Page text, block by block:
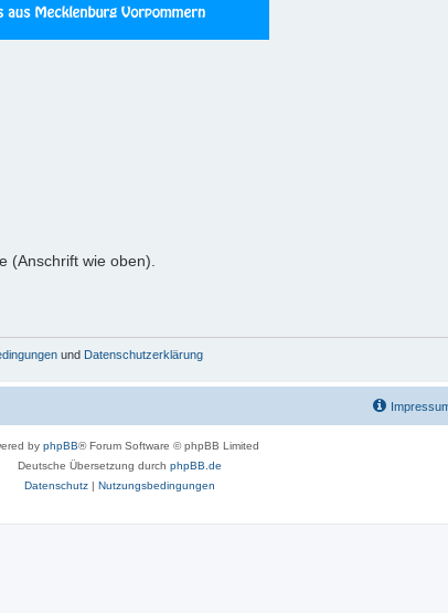
(Anschrift wie oben).
und Datenschutzerklärung
by phpBB® Forum Software © phpBB Limited
Deutsche Übersetzung durch phpBB.de
Datenschutz| Nutzungsbedingungen